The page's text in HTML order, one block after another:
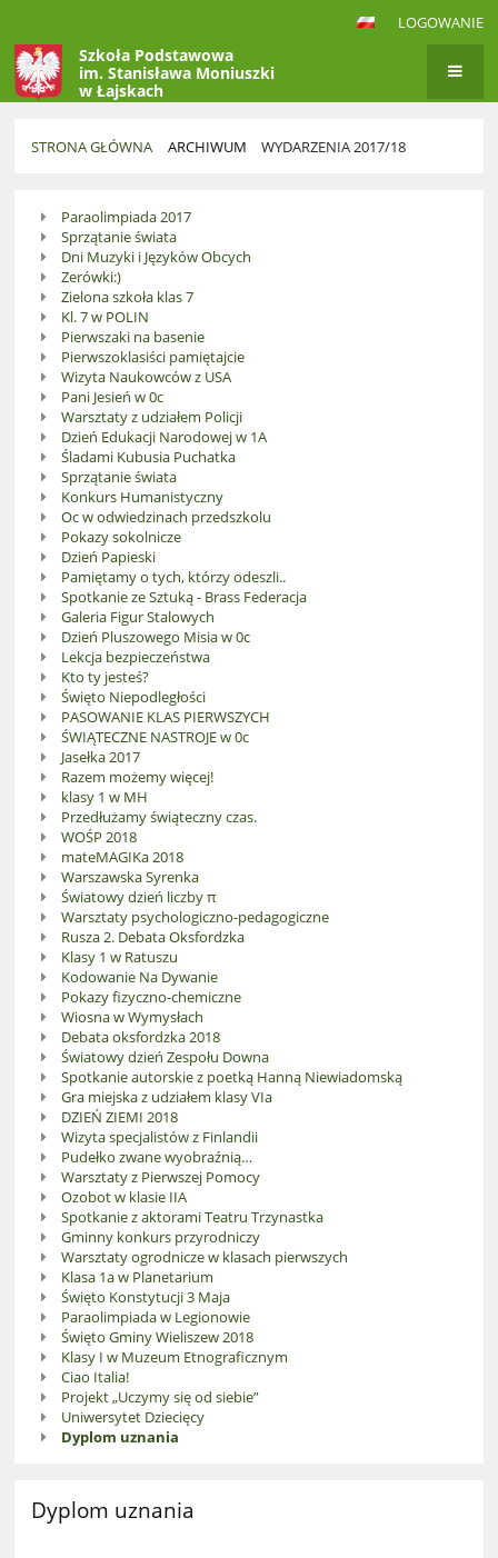
LOGOWANIE
Szkoła Podstawowa
im. Stanisława Moniuszki
w Łajskach
STRONA GŁÓWNA ARCHIWUM WYDARZENIA 2017/18
Wydarzenia
2017/18Paraolimpiada 2017
Sprzątanie świata
Dni Muzyki i Języków Obcych
Zerówki:)
Zielona szkoła klas 7
Kl. 7 w POLIN
Pierwszaki na basenie
Pierwszoklasiści pamiętajcie
Wizyta Naukowców z USA
Pani Jesień w 0c
Warsztaty z udziałem Policji
Dzień Edukacji Narodowej w 1A
Śladami Kubusia Puchatka
Sprzątanie świata
Konkurs Humanistyczny
Oc w odwiedzinach przedszkolu
Pokazy sokolnicze
Dzień Papieski
Pamiętamy o tych, którzy odeszli..
Spotkanie ze Sztuką - Brass Federacja
Galeria Figur Stalowych
Dzień Pluszowego Misia w 0c
Lekcja bezpieczeństwa
Kto ty jesteś?
Święto Niepodległości
PASOWANIE KLAS PIERWSZYCH
ŚWIĄTECZNE NASTROJE w 0c
Jasełka 2017
Razem możemy więcej!
klasy 1 w MH
Przedłużamy świąteczny czas.
WOŚP 2018
mateMAGIKa 2018
Warszawska Syrenka
Światowy dzień liczby π
Warsztaty psychologiczno-pedagogiczne
Rusza 2. Debata Oksfordzka
Klasy 1 w Ratuszu
Kodowanie Na Dywanie
Pokazy fizyczno-chemiczne
Wiosna w Wymysłach
Debata oksfordzka 2018
Światowy dzień Zespołu Downa
Spotkanie autorskie z poetką Hanną Niewiadomską
Gra miejska z udziałem klasy VIa
DZIEŃ ZIEMI 2018
Wizyta specjalistów z Finlandii
Pudełko zwane wyobraźnią…
Warsztaty z Pierwszej Pomocy
Ozobot w klasie IIA
Spotkanie z aktorami Teatru Trzynastka
Gminny konkurs przyrodniczy
Warsztaty ogrodnicze w klasach pierwszych
Klasa 1a w Planetarium
Święto Konstytucji 3 Maja
Paraolimpiada w Legionowie
Święto Gminy Wieliszew 2018
Klasy I w Muzeum Etnograficznym
Ciao Italia!
Projekt „Uczymy się od siebie”
Uniwersytet Dziecięcy
Dyplom uznania
Dyplom uznania